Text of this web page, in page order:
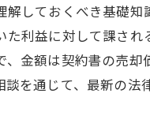
居住
補
専門
しておくべき基礎
た利益に対して課さ
金額は契約書の売
を通じて、最新の